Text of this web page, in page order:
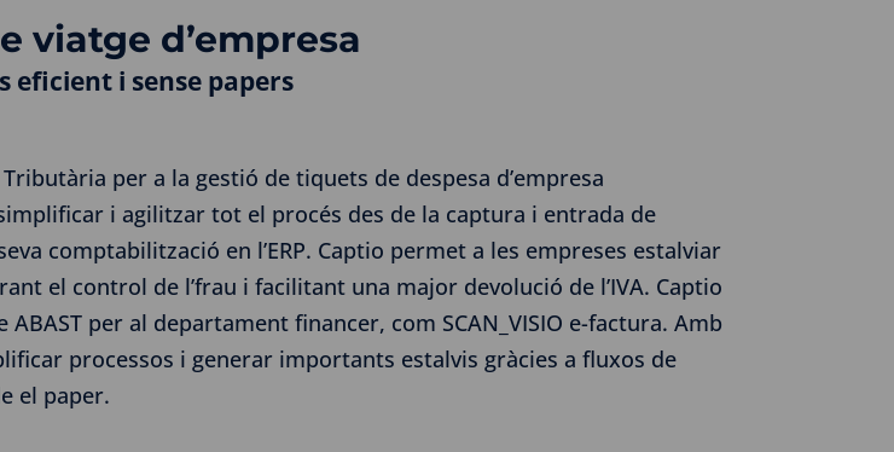
viatge d’empresa
eficient i sense papers
per a la gestió de tiquets de despesa d’empresa
i agilitzar tot el procés des de la captura i entrada de
comptabilització en l’ERP. Captio permet a les empreses estalviar
el control de l’frau i facilitant una major devolució de l’IVA. Captio
per al departament financer, com SCAN_VISIO e-factura. Amb
processos i generar importants estalvis gràcies a fluxos de
el paper.